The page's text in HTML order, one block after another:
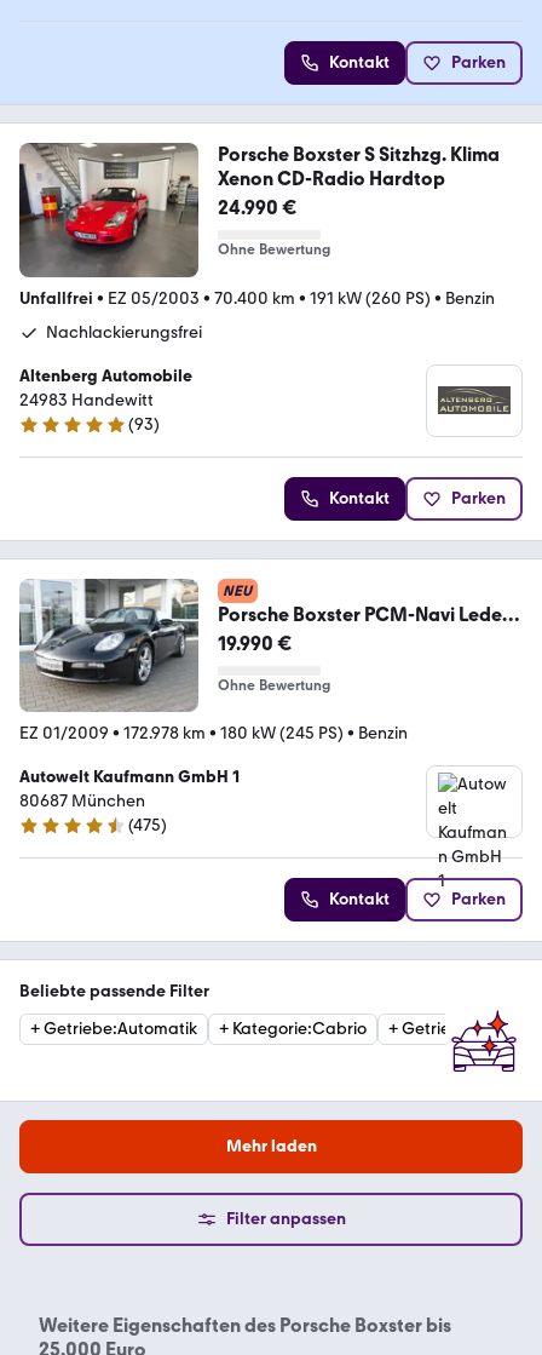
Kontakt Parken
Porsche Boxster S Sitzhzg. Klima
Xenon CD-Radio Hardtop
24.990 €
Ohne Bewertung
Unfallfrei • EZ 05/2003 • 70.400 km • 191 kW (260 PS) • Benzin
Nachlackierungsfrei
Altenberg Automobile
24983 Handewitt
5 Sterne
(93)
Kontakt Parken
NEU
Porsche Boxster PCM-Navi Leder
Sound-Package+
19.990 €
Ohne Bewertung
EZ 01/2009 • 172.978 km • 180 kW (245 PS) • Benzin
Autowelt Kaufmann GmbH 1
80687 München
4.7 Sterne
(475)
Kontakt Parken
Beliebte passende Filter
+Getriebe:Automatik + Kategorie:Cabrio +Getriebe:
Mehr laden
Filter anpassen
Weitere Eigenschaften des Porsche Boxster bis
25.000 Euro